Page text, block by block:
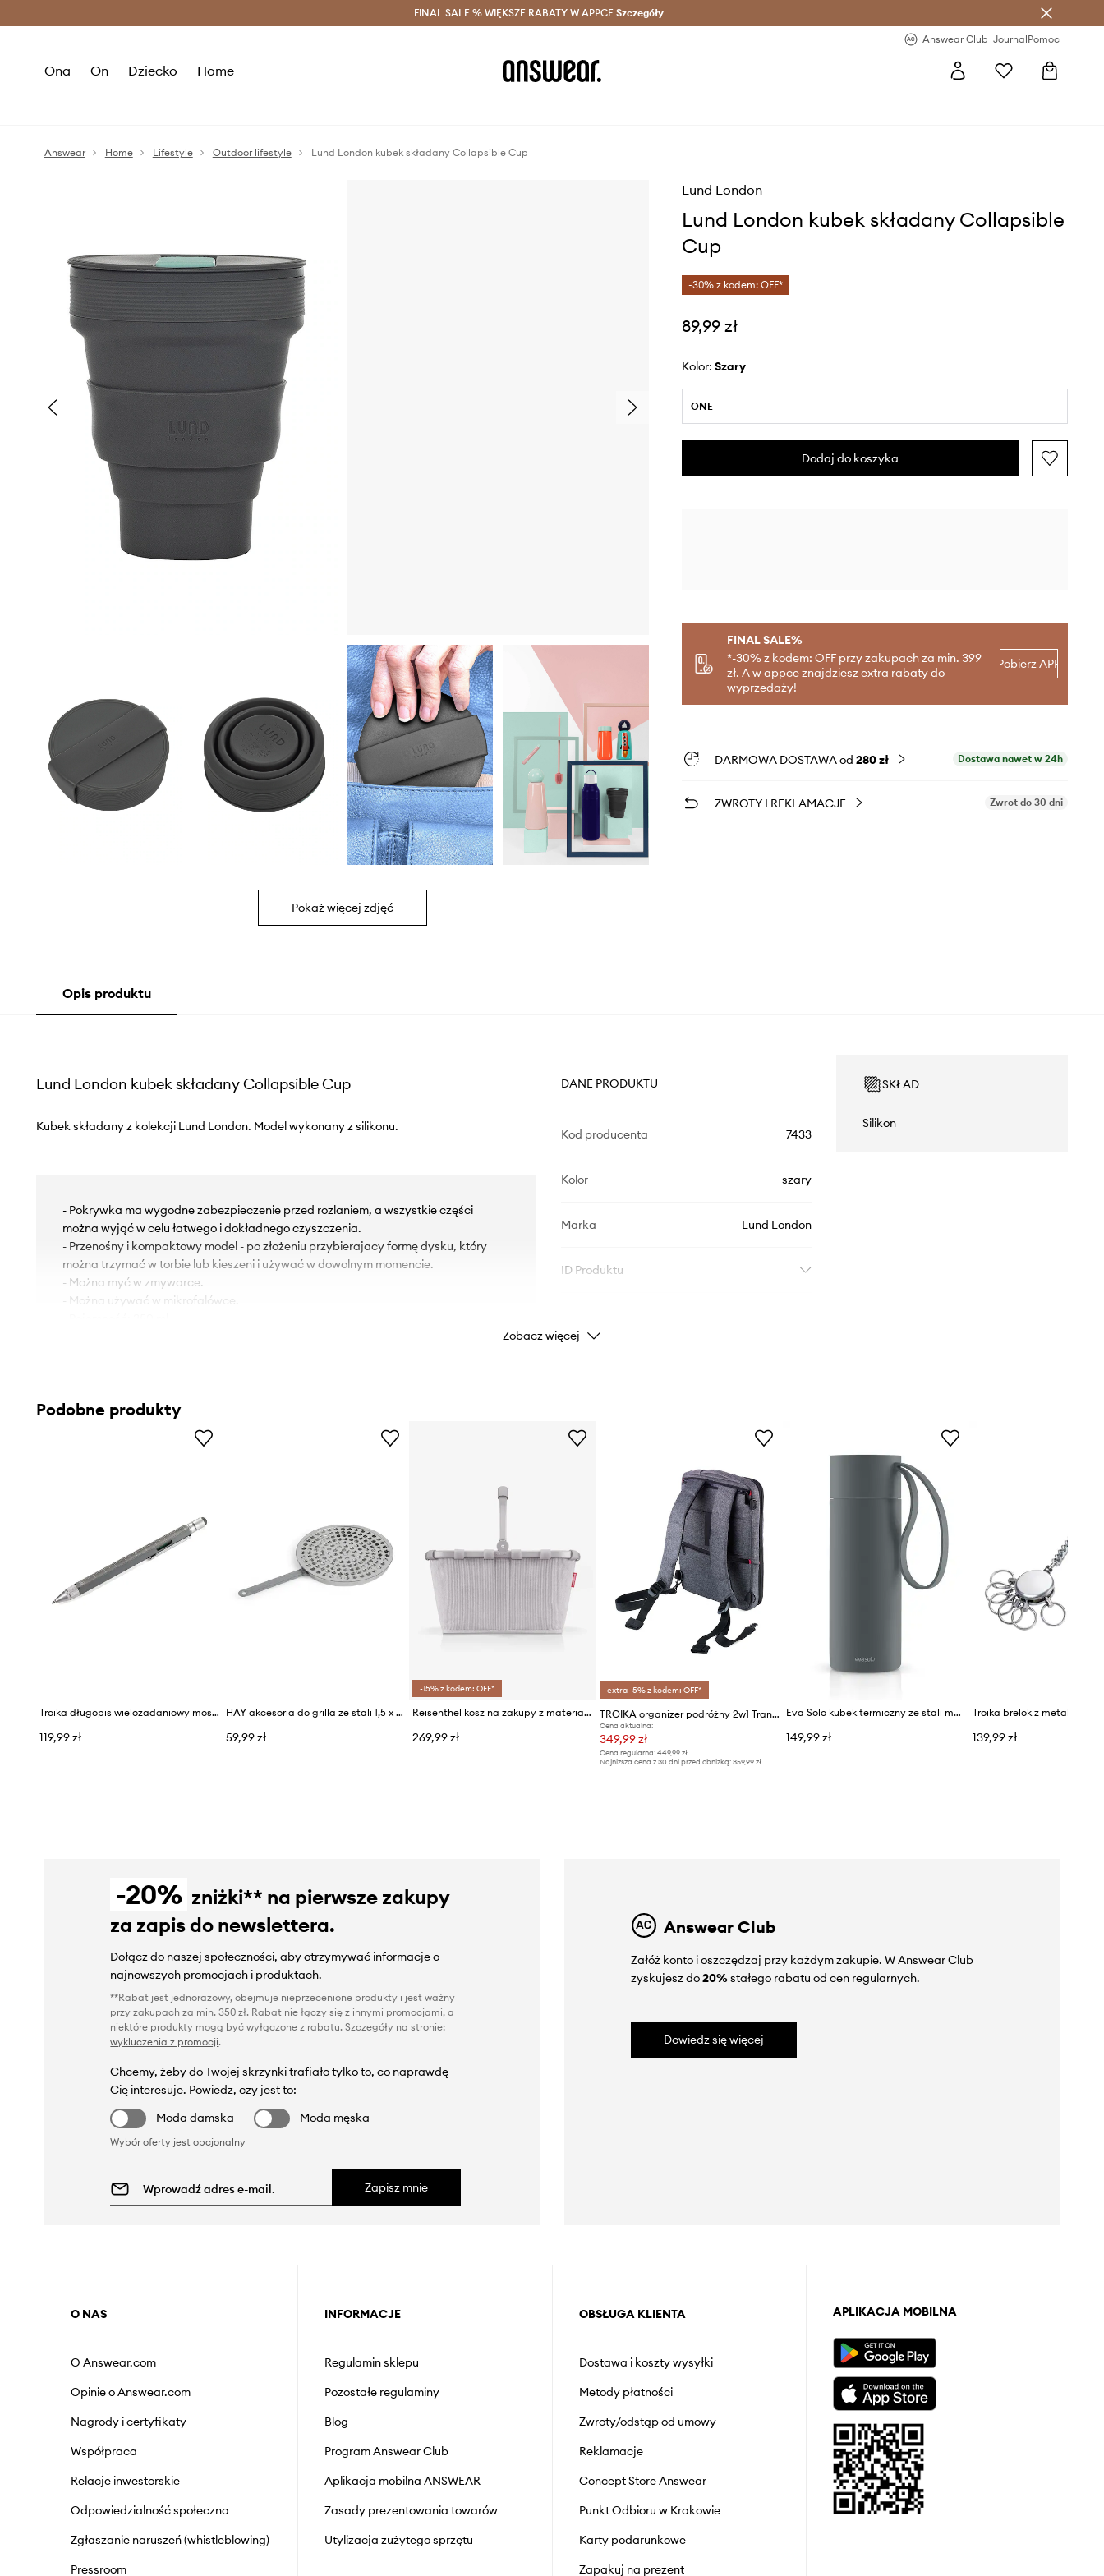
Oszczędzaj z Answear Club > Dostawa nawet w 24h >
FINAL SALE % WIĘKSZE RABATY W APPCE Szczegóły
Answear Club JournalPomoc
Ona On Dziecko Home
Answear Home Lifestyle Outdoor lifestyle Lund London kubek składany Collapsible Cup
Pokaż więcej zdjęć
Lund London
Lund London kubek składany Collapsible
Cup
-30% z kodem: OFF*
89,99 zł
Kolor: szary
ONE
Dodaj do koszyka
FINAL SALE%
*-30% z kodem: OFF przy zakupach za min. 399
zł. A w appce znajdziesz extra rabaty do
wyprzedaży!
Pobierz APP
DARMOWA DOSTAWA od 280 zł Dostawa nawet w 24h
ZWROTY I REKLAMACJE Zwrot do 30 dni
Opis produktu
Lund London kubek składany Collapsible Cup
Kubek składany z kolekcji Lund London. Model wykonany z silikonu.
- Pokrywka ma wygodne zabezpieczenie przed rozlaniem, a wszystkie części
można wyjąć w celu łatwego i dokładnego czyszczenia.
- Przenośny i kompaktowy model - po złożeniu przybierajacy formę dysku, który
można trzymać w torbie lub kieszeni i używać w dowolnym momencie.
- Można myć w zmywarce.
- Można używać w mikrofalówce.
DANE PRODUKTU
Kod producenta 7433
Kolor szary
Marka Lund London
ID Produktu
SKŁAD
Silikon
Zobacz więcej
Podobne produkty
Troika długopis wielozadaniowy mosiężny 15 cm
119,99 zł
HAY akcesoria do grilla ze stali 1,5 x 19 x 32 cm
59,99 zł
-15% z kodem: OFF*
Reisenthel kosz na zakupy z materiału tekstylnego
269,99 zł
extra -5% z kodem: OFF*
TROIKA organizer podróżny 2w1 Transform Pack 14,5 L
Cena aktualna:
349,99 zł
Cena regularna: 449,99 zł
Najniższa cena z 30 dni przed obniżką: 359,99 zł
Eva Solo kubek termiczny ze stali malowanej proszkowo 0,35 l
149,99 zł
Troika brelok z metalu 13 cm
139,99 zł
-20% zniżki** na pierwsze zakupy
za zapis do newslettera.
Dołącz do naszej społeczności, aby otrzymywać informacje o
najnowszych promocjach i produktach.
**Rabat jest jednorazowy, obejmuje nieprzecenione produkty i jest ważny
przy zakupach za min. 350 zł. Rabat nie łączy się z innymi promocjami, a
niektóre produkty mogą być wyłączone z rabatu. Szczegóły na stronie:
wykluczenia z promocji.
Chcemy, żeby do Twojej skrzynki trafiało tylko to, co naprawdę
Cię interesuje. Powiedz, czy jest to:
Moda damska
Moda męska
Wybór oferty jest opcjonalny
Zapisz mnie
Answear Club
Załóż konto i oszczędzaj przy każdym zakupie. W Answear Club
zyskujesz do20%stałego rabatu od cen regularnych.
Dowiedz się więcej
O NAS
O Answear.com
Opinie o Answear.com
Nagrody i certyfikaty
Współpraca
Relacje inwestorskie
Odpowiedzialność społeczna
Zgłaszanie naruszeń (whistleblowing)
Pressroom
INFORMACJE
Regulamin sklepu
Pozostałe regulaminy
Blog
Program Answear Club
Aplikacja mobilna ANSWEAR
Zasady prezentowania towarów
Utylizacja zużytego sprzętu
OBSŁUGA KLIENTA
Dostawa i koszty wysyłki
Metody płatności
Zwroty/odstąp od umowy
Reklamacje
Concept Store Answear
Punkt Odbioru w Krakowie
Karty podarunkowe
Zapakuj na prezent
APLIKACJA MOBILNA